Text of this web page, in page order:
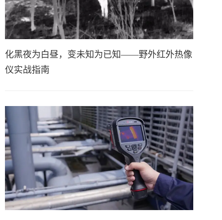
化黑夜为白昼，变未知为已知——野外红外热像
仪实战指南